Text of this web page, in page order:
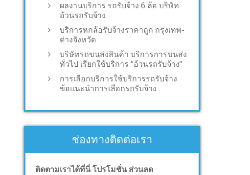
ผลงานบริการ รถรับจ้าง 6 ล้อ บริษัท
อ้วนรถรับจ้าง
บริการหกล้อรับจ้างราคาถูก กรุงเทพ-
ต่างจังหวัด
บริษัทรถขนส่งสินค้า บริการการขนส่ง
ทั่วไป เรียกใช้บริการ “อ้วนรถรับจ้าง”
การเลือกบริการใช้บริการรถรับจ้าง
ข้อแนะนำการเลือกรถรับจ้าง
ช่องทางติดต่อเรา
ติดตามเราได้ที่นี่ โปรโมชั่น ส่วนลด